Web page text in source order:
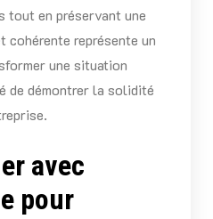
tout en préservant une
cohérente représente un
une situation
de démontrer la solidité
avec
pour